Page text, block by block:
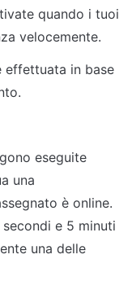
quando i tuoi
velocemente.
effettuata in base
eseguite
una
è online.
e 5 minuti
una delle